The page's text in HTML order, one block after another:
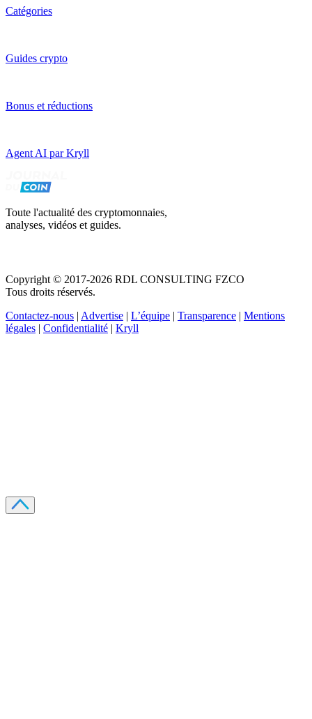
Catégories
Guides crypto
Bonus et réductions
Agent AI par Kryll
Toute l'actualité des cryptomonnaies,
analyses, vidéos et guides.
Copyright © 2017-2026 RDL CONSULTING FZCO
Tous droits réservés.
Contactez-nous | Advertise | L’équipe | Transparence | Mentions
légales | Confidentialité | Kryll